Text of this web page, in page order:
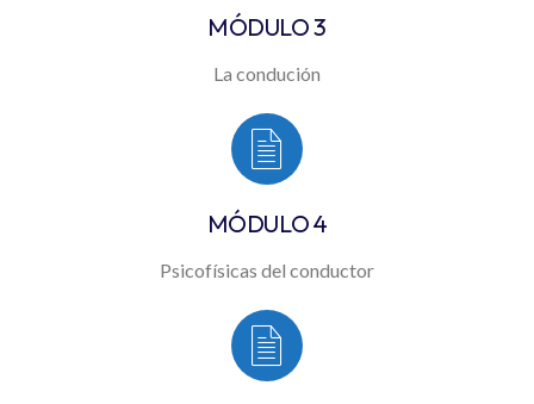
MÓDULO 3
La condución
MÓDULO 4
Psicofísicas del conductor